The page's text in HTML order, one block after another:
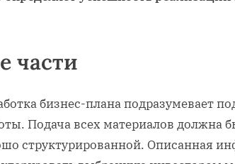
части
бизнес-плана подразумевает
Подача всех материалов должна
структурированной. Описанная